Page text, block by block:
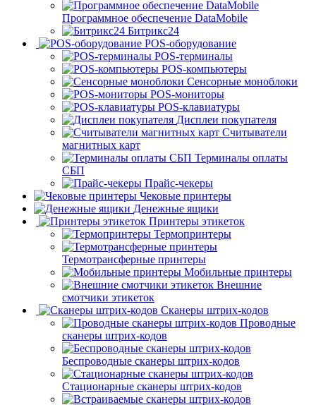
Программное обеспечение DataMobile
Битрикс24
POS-оборудование
POS-терминалы
POS-компьютеры
Сенсорные моноблоки
POS-мониторы
POS-клавиатуры
Дисплеи покупателя
Считыватели
магнитных карт
Терминалы оплаты
СБП
Прайс-чекеры
Чековые принтеры
Денежные ящики
Принтеры этикеток
Термопринтеры
Термотрансферные принтеры
Мобильные принтеры
Внешние
смотчики этикеток
Сканеры штрих-кодов
Проводные
сканеры штрих-кодов
Беспроводные сканеры штрих-кодов
Стационарные сканеры штрих-кодов